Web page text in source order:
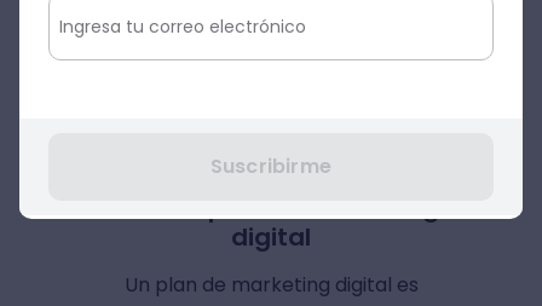
competir en Facebook y, por otro lado, ir
creciendo progresivamente en
Plantilla plan de marketing
digital
Un plan de marketing digital es
Suscribirme